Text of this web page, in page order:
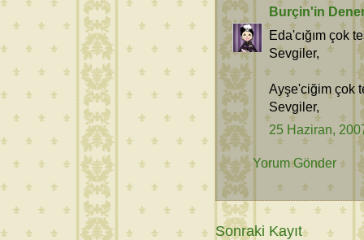
Burçin'in
Eda'cığım çok
Sevgiler,
Ayşe'ciğim çok
Sevgiler,
25 Haziran,
Yorum Gönder
Sonraki Kayıt